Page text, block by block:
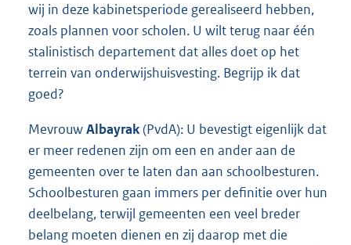
wij in deze kabinetsperiode gerealiseerd hebben,
zoals plannen voor scholen. U wilt terug naar één
stalinistisch departement dat alles doet op het
terrein van onderwijshuisvesting. Begrijp ik dat
goed?
MevrouwAlbayrak(PvdA): U bevestigt eigenlijk dat
er meer redenen zijn om een en ander aan de
gemeenten over te laten dan aan schoolbesturen.
Schoolbesturen gaan immers per definitie over hun
deelbelang, terwijl gemeenten een veel breder
belang moeten dienen en zij daarop met die